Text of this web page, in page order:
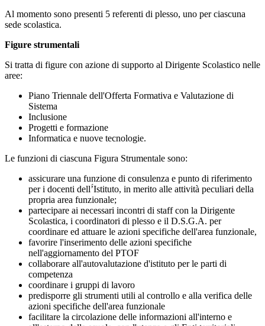
Al momento sono presenti 5 referenti di plesso, uno per ciascuna
sede scolastica.
Figure strumentali
Si tratta di figure con azione di supporto al Dirigente Scolastico nelle
aree:
Piano Triennale dell'Offerta Formativa e Valutazione di
Sistema
Inclusione
Progetti e formazione
Informatica e nuove tecnologie.
Le funzioni di ciascuna Figura Strumentale sono:
assicurare una funzione di consulenza e punto di riferimento
per i docenti dell’́Istituto, in merito alle attività peculiari della
propria area funzionale;
partecipare ai necessari incontri di staff con la Dirigente
Scolastica, i coordinatori di plesso e il D.S.G.A. per
coordinare ed attuare le azioni specifiche dell'area funzionale,
favorire l'inserimento delle azioni specifiche
nell'aggiornamento del PTOF
collaborare all'autovalutazione d'istituto per le parti di
competenza
coordinare i gruppi di lavoro
predisporre gli strumenti utili al controllo e alla verifica delle
azioni specifiche dell'area funzionale
facilitare la circolazione delle informazioni all'interno e